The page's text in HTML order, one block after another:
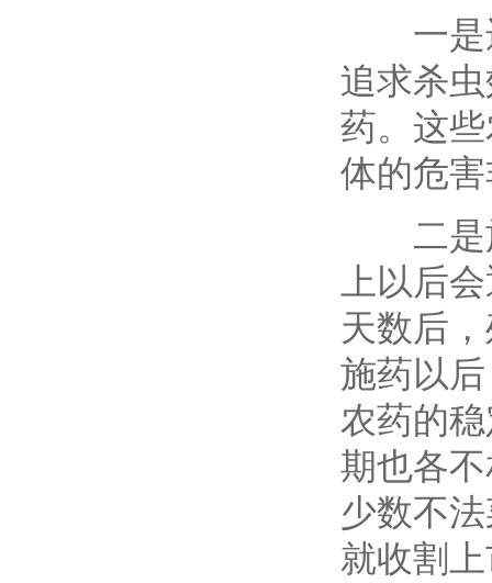
一是违
追求杀
药。这
体的危
二是施
上以后
天数后
施药以
农药的
期也各
少数不
就收割